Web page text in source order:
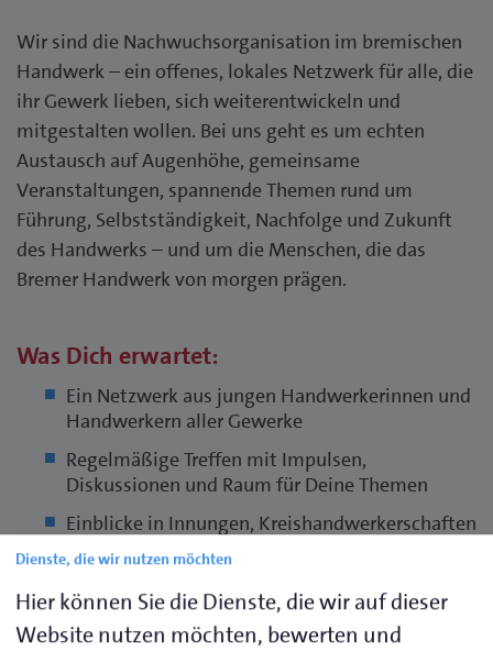
Wir sind die Nachwuchsorganisation im bremischen
Handwerk – ein offenes, lokales Netzwerk für alle, die
ihr Gewerk lieben, sich weiterentwickeln und
mitgestalten wollen. Bei uns geht es um echten
Austausch auf Augenhöhe, gemeinsame
Veranstaltungen, spannende Themen rund um
Führung, Selbstständigkeit, Nachfolge und Zukunft
des Handwerks – und um die Menschen, die das
Bremer Handwerk von morgen prägen.
Was Dich erwartet:
Ein Netzwerk aus jungen Handwerkerinnen und
Handwerkern aller Gewerke
Regelmäßige Treffen mit Impulsen,
Diskussionen und Raum für Deine Themen
Einblicke in Innungen, Kreishandwerkerschaften
und Ausschüsse – ohne Druck und ohne
Verpflichtung
Die Chance, neue Ideen ins Handwerk zu tragen
und für Deinen Beruf zu werben
Dienste, die wir nutzen möchten
Hier können Sie die Dienste, die wir auf dieser
Website nutzen möchten, bewerten und